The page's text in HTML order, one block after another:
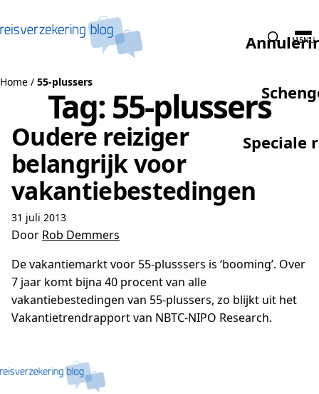
Speciale
MENU
Home / 55-plussers
Tag: 55-plussers
Oudere reiziger
belangrijk voor
vakantiebestedingen
31 juli 2013
Door Rob Demmers
De vakantiemarkt voor 55-plusssers is ‘booming’. Over
7 jaar komt bijna 40 procent van alle
vakantiebestedingen van 55-plussers, zo blijkt uit het
Vakantietrendrapport van NBTC-NIPO Research.